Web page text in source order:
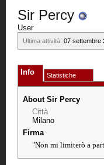
Sir Percy
User
Ultima attività: 07 settembre
Info Statistiche
About Sir Percy
Città
Milano
Firma
"Non mi limiterò a